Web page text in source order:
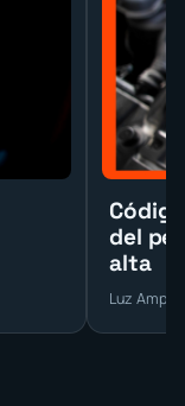
del
alta
Luz